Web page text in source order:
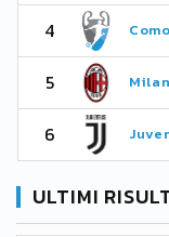
4
5 Milan
6
ULTIMI